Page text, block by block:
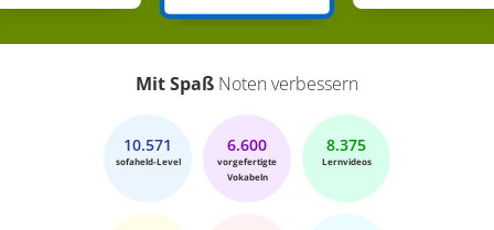
Mit Spaß Noten verbessern
10.571
sofaheld-Level
6.600
vorgefertigte
Vokabeln
8.375
Lernvideos